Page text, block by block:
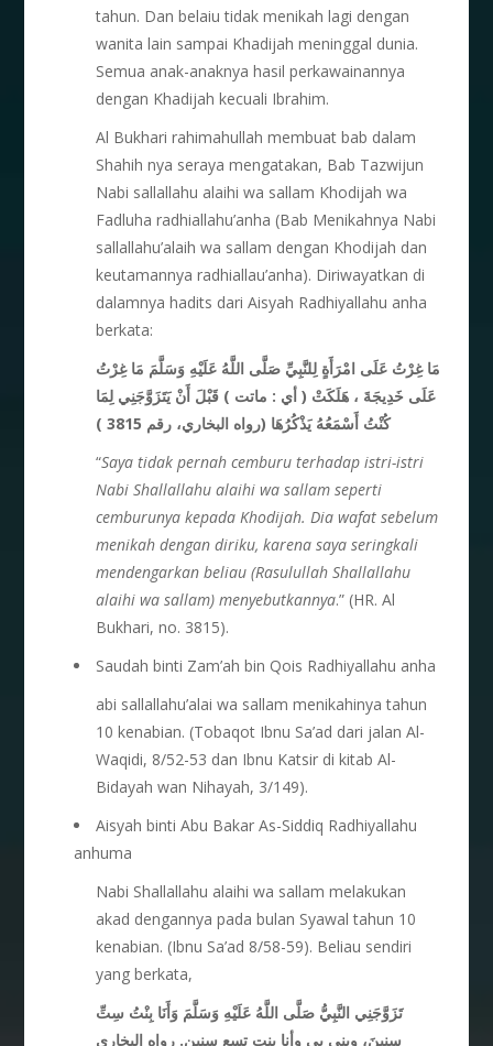
tahun. Dan belaiu tidak menikah lagi dengan
wanita lain sampai Khadijah meninggal dunia.
Semua anak-anaknya hasil perkawainannya
dengan Khadijah kecuali Ibrahim.
Al Bukhari rahimahullah membuat bab dalam
Shahih nya seraya mengatakan, Bab Tazwijun
Nabi sallallahu alaihi wa sallam Khodijah wa
Fadluha radhiallahu’anha (Bab Menikahnya Nabi
sallallahu’alaih wa sallam dengan Khodijah dan
keutamannya radhiallau’anha). Diriwayatkan di
dalamnya hadits dari Aisyah Radhiyallahu anha
berkata:
مَا غِرْتُ عَلَى امْرَأَةٍ لِلنَّبِيِّ صَلَّى اللَّهُ عَلَيْهِ وَسَلَّمَ مَا غِرْتُ
عَلَى خَدِيجَةَ ، هَلَكَتْ ( أي : ماتت ) قَبْلَ أَنْ يَتَزَوَّجَنِي لِمَا
كُنْتُ أَسْمَعُهُ يَذْكُرُهَا (رواه البخاري، رقم 3815 )
“Saya tidak pernah cemburu terhadap istri-istri
Nabi Shallallahu alaihi wa sallam seperti
cemburunya kepada Khodijah. Dia wafat sebelum
menikah dengan diriku, karena saya seringkali
mendengarkan beliau (Rasulullah Shallallahu
alaihi wa sallam) menyebutkannya.” (HR. Al
Bukhari, no. 3815).
Saudah binti Zam’ah bin Qois Radhiyallahu anha
abi sallallahu’alai wa sallam menikahinya tahun
10 kenabian. (Tobaqot Ibnu Sa’ad dari jalan Al-
Waqidi, 8/52-53 dan Ibnu Katsir di kitab Al-
Bidayah wan Nihayah, 3/149).
Aisyah binti Abu Bakar As-Siddiq Radhiyallahu
anhuma
Nabi Shallallahu alaihi wa sallam melakukan
akad dengannya pada bulan Syawal tahun 10
kenabian. (Ibnu Sa’ad 8/58-59). Beliau sendiri
yang berkata,
تَزَوَّجَنِي النَّبِيُّ صَلَّى اللَّهُ عَلَيْهِ وَسَلَّمَ وَأَنَا بِنْتُ سِتِّ
سِنِينَ، وبنى بي وأنا بنت تسع سنين. رواه البخاري